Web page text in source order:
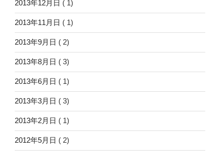
2013年12月日 ( 1)
2013年11月日 ( 1)
2013年9月日 ( 2)
2013年8月日 ( 3)
2013年6月日 ( 1)
2013年3月日 ( 3)
2013年2月日 ( 1)
2012年5月日 ( 2)